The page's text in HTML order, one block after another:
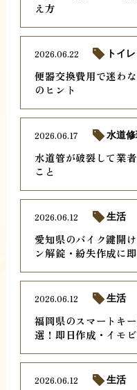
え方
便器交換費用で迷わ
のヒント
2026.06.22 トイレ
水道管が破裂して業
こと
2026.06.17 水道
愛知県のバイク鍵開
ン解錠・紛失作成に
2026.06.12 生活
福岡県のスマートキ
選！即日作成・イモ
2026.06.12 生活
2026.06.12 生活